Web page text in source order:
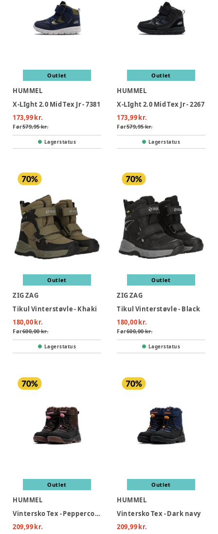
Outlet
HUMMEL
X-LIght 2.0 Mid Tex Jr - 7381
173,99 kr.
Før579,95 kr.
Lagerstatus
Outlet
HUMMEL
X-LIght 2.0 Mid Tex Jr - 2267
173,99 kr.
Før579,95 kr.
Lagerstatus
Outlet
ZIG ZAG
Tikul Vinterstøvle - Khaki
180,00 kr.
Før600,00 kr.
Lagerstatus
Outlet
ZIG ZAG
Tikul Vinterstøvle - Black
180,00 kr.
Før600,00 kr.
Lagerstatus
Outlet
HUMMEL
Vintersko Tex - Peppercorn
209,99 kr.
Outlet
HUMMEL
Vintersko Tex - Dark navy
209,99 kr.